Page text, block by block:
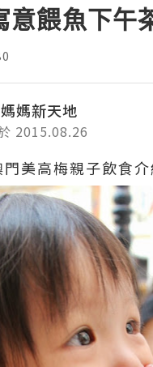
意餵魚下午
媽新天地
2015.08.26
美高梅親子飲食